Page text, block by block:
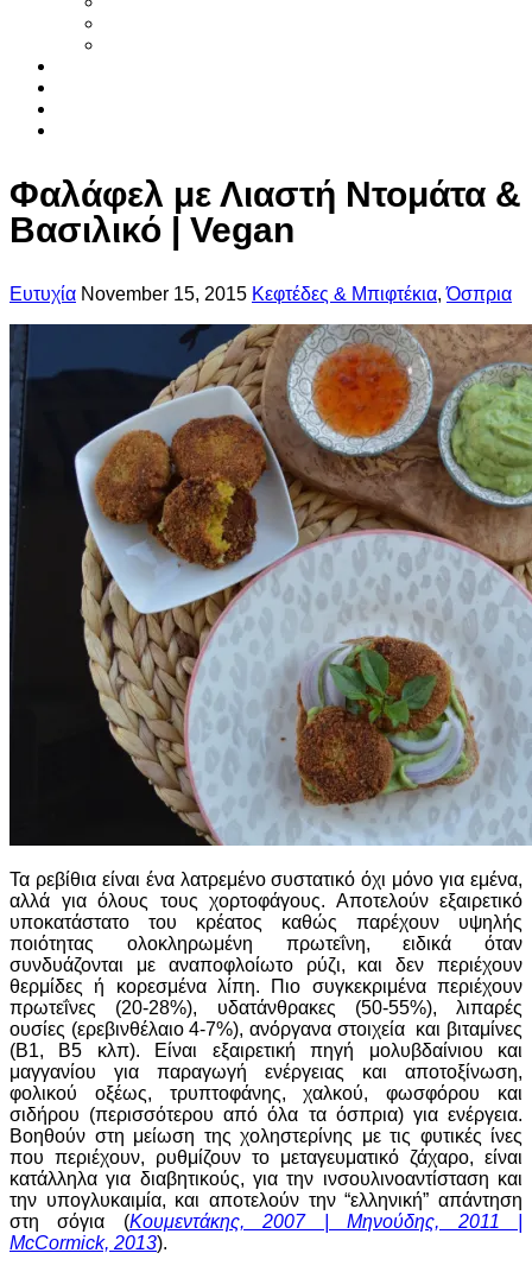
Φαλάφελ με Λιαστή Ντομάτα &
Βασιλικό | Vegan
Ευτυχία November 15, 2015 Κεφτέδες & Μπιφτέκια,Όσπρια
Τα ρεβίθια είναι ένα λατρεμένο συστατικό όχι μόνο για εμένα,
αλλά για όλους τους χορτοφάγους. Αποτελούν εξαιρετικό
υποκατάστατο του κρέατος καθώς παρέχουν υψηλής
ποιότητας ολοκληρωμένη πρωτεΐνη, ειδικά όταν
συνδυάζονται με αναποφλοίωτο ρύζι, και δεν περιέχουν
θερμίδες ή κορεσμένα λίπη. Πιο συγκεκριμένα περιέχουν
πρωτεΐνες (20-28%), υδατάνθρακες (50-55%), λιπαρές
ουσίες (ερεβινθέλαιο 4-7%), ανόργανα στοιχεία και βιταμίνες
(Β1, Β5 κλπ). Είναι εξαιρετική πηγή μολυβδαίνιου και
μαγγανίου για παραγωγή ενέργειας και αποτοξίνωση,
φολικού οξέως, τρυπτοφάνης, χαλκού, φωσφόρου και
σιδήρου (περισσότερου από όλα τα όσπρια) για ενέργεια.
Βοηθούν στη μείωση της χοληστερίνης με τις φυτικές ίνες
που περιέχουν, ρυθμίζουν το μεταγευματικό ζάχαρο, είναι
κατάλληλα για διαβητικούς, για την ινσουλινοαντίσταση και
την υπογλυκαιμία, και αποτελούν την “ελληνική” απάντηση
στη σόγια (Κουμεντάκης, 2007 | Μηνούδης, 2011 |
McCormick, 2013).